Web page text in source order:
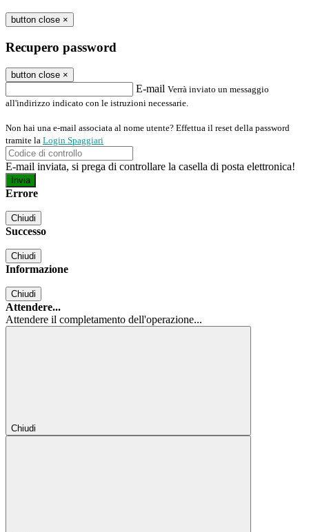
button close ×
Recupero password
button close ×
E-mail Verrà inviato un messaggio
all'indirizzo indicato con le istruzioni necessarie.
Non hai una e-mail associata al nome utente? Effettua il reset della password
tramite la Login Spaggiari
E-mail inviata, si prega di controllare la casella di posta elettronica!
Errore
Chiudi
Successo
Chiudi
Informazione
Chiudi
Attendere...
Attendere il completamento dell'operazione...
Chiudi